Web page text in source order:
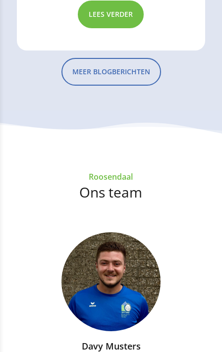
LEES VERDER
MEER BLOGBERICHTEN
Roosendaal
Ons team
Davy Musters